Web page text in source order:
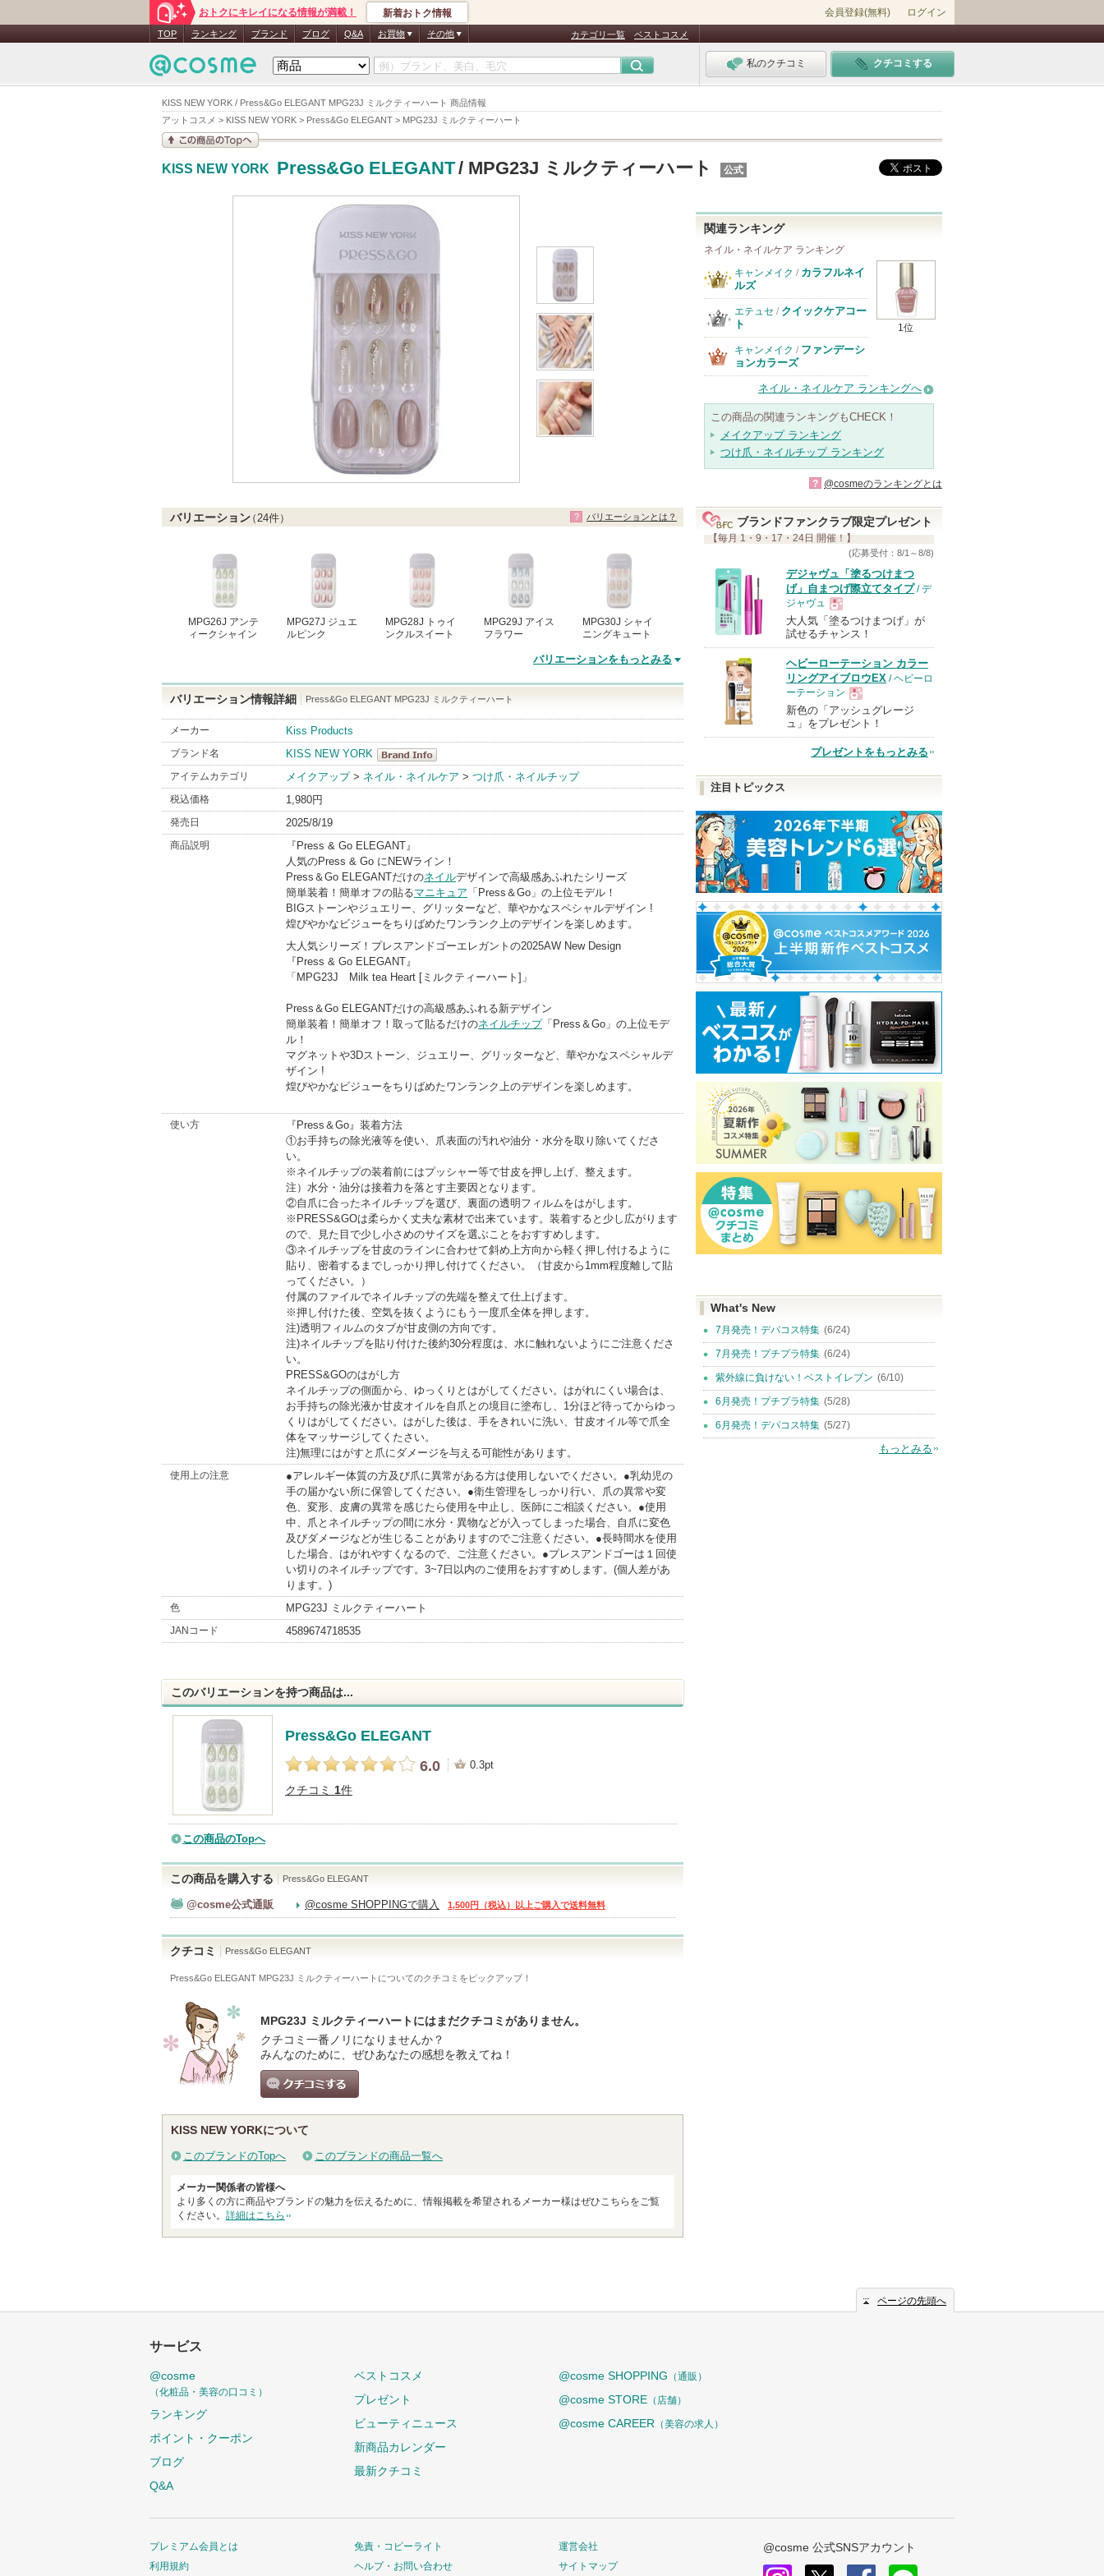
KISS NEW YORK / Press&Go ELEGANT MPG23J ミルクティーハート 商品情報
アットコスメ > KISS NEW YORK > Press&Go ELEGANT > MPG23J ミルクティーハート
おトクにキレイになる情報が満載！ 新着おトク情報 会員登録(無料) ログイン
TOP ランキング ブランド ブログ Q&A お買物 その他 カテゴリ一覧 ベストコスメ
私のクチコミ クチコミする
KISS NEW YORK Press&Go ELEGANT/ MPG23J ミルクティーハート 公式
バリエーション（24件）
MPG26J アンテ
ィークシャイン
MPG27J ジュエ
ルピンク
MPG28J トゥイ
ンクルスイート
MPG29J アイス
フラワー
MPG30J シャイ
ニングキュート
バリエーションをもっとみる
バリエーションとは？
バリエーション情報詳細 Press&Go ELEGANT MPG23J ミルクティーハート
メーカー Kiss Products
ブランド名
KISS NEW YORK
KISS NEW
YORK
BrandInfo
アイテムカテゴリ メイクアップ> ネイル・ネイルケア > つけ爪・ネイルチップ
税込価格 1,980円
発売日 2025/8/19
商品説明
『Press & Go ELEGANT』
人気のPress & Go にNEWライン！
Press＆Go ELEGANTだけのネイルデザインで高級感あふれたシリーズ
簡単装着！簡単オフの貼るマニキュア 「Press＆Go」の上位モデル！
BIGストーンやジュエリー、グリッターなど、華やかなスペシャルデザイン !
煌びやかなビジューをちりばめたワンランク上のデザインを楽しめます。
大人気シリーズ！プレスアンドゴーエレガントの2025AW New Design
『Press & Go ELEGANT』
「MPG23J Milk tea Heart [ミルクティーハート]」
Press＆Go ELEGANTだけの高級感あふれる新デザイン
簡単装着！簡単オフ！取って貼るだけのネイルチップ「Press＆Go」の上位モデ
ル！
マグネットや3Dストーン、ジュエリー、グリッターなど、華やかなスペシャルデ
ザイン !
煌びやかなビジューをちりばめたワンランク上のデザインを楽しめます。
使い方
『Press＆Go』装着方法
①お手持ちの除光液等を使い、爪表面の汚れや油分・水分を取り除いてくださ
い。
※ネイルチップの装着前にはプッシャー等で甘皮を押し上げ、整えます。
注）水分・油分は接着力を落とす主要因となります。
②自爪に合ったネイルチップを選び、裏面の透明フィルムをはがします。
※PRESS&GOは柔らかく丈夫な素材で出来ています。装着すると少し広がります
ので、見た目で少し小さめのサイズを選ぶことをおすすめします。
③ネイルチップを甘皮のラインに合わせて斜め上方向から軽く押し付けるように
貼り、密着するまでしっかり押し付けてください。（甘皮から1mm程度離して貼
ってください。）
付属のファイルでネイルチップの先端を整えて仕上げます。
※押し付けた後、空気を抜くようにもう一度爪全体を押します。
注)透明フィルムのタブが甘皮側の方向です。
注)ネイルチップを貼り付けた後約30分程度は、水に触れないようにご注意くださ
い。
PRESS&GOのはがし方
ネイルチップの側面から、ゆっくりとはがしてください。はがれにくい場合は、
お手持ちの除光液か甘皮オイルを自爪との境目に塗布し、1分ほど待ってからゆっ
くりはがしてください。はがした後は、手をきれいに洗い、甘皮オイル等で爪全
体をマッサージしてくたさい。
注)無理にはがすと爪にダメージを与える可能性があります。
使用上の注意
●アレルギー体質の方及び爪に異常がある方は使用しないでください。●乳幼児の
手の届かない所に保管してください。●衛生管理をしっかり行い、爪の異常や変
色、変形、皮膚の異常を感じたら使用を中止し、医師にご相談ください。●使用
中、爪とネイルチップの間に水分・異物などが入ってしまった場合、自爪に変色
及びダメージなどが生じることがありますのでご注意ください。●長時間水を使用
した場合、はがれやすくなるので、ご注意ください。●プレスアンドゴーは１回使
い切りのネイルチップです。3~7日以内のご使用をおすすめします。(個人差があ
ります。)
色 MPG23J ミルクティーハート
JANコード 4589674718535
このバリエーションを持つ商品は...
Press&Go ELEGANT
6.0
0.3pt
クチコミ 1件
この商品のTopへ
この商品を購入する Press&Go ELEGANT
@cosme公式通販 @cosme SHOPPINGで購入 1,500円（税込）以上ご購入で送料無料
クチコミ Press&Go ELEGANT
Press&Go ELEGANT MPG23J ミルクティーハート についてのクチコミをピックアップ！
MPG23J ミルクティーハートにはまだクチコミがありません。
クチコミ一番ノリになりませんか？
みんなのために、ぜひあなたの感想を教えてね！
KISS NEW YORKについて
このブランドのTopへ このブランドの商品一覧へ
メーカー関係者の皆様へ
より多くの方に商品やブランドの魅力を伝えるために、情報掲載を希望されるメーカー様はぜひこちらをご覧
ください。 詳細はこちら
関連ランキング
ネイル・ネイルケア ランキング
1位
キャンメイク / カラフルネイ
ルズ
エテュセ / クイックケアコー
ト
キャンメイク / ファンデーシ
ョンカラーズ
ネイル・ネイルケア ランキングへ
この商品の関連ランキングもCHECK！
メイクアップ ランキング
つけ爪・ネイルチップ ランキング
? @cosmeのランキングとは
ブランドファンクラブ限定プレゼント
【毎月 1・9・17・24日 開催！】
(応募受付：8/1～8/8)
デジャヴュ「塗るつけまつ
げ」自まつげ際立てタイプ/ デ
ジャヴュ
現
品
大人気「塗るつけまつげ」が
試せるチャンス！
ヘビーローテーション カラー
リングアイブロウEX / ヘビーロ
ーテーション
現
品
新色の「アッシュグレージ
ュ」をプレゼント！
プレゼントをもっとみる
注目トピックス
What's New
7月発売！デパコス特集 (6/24)
7月発売！プチプラ特集 (6/24)
紫外線に負けない！ベストイレブン (6/10)
6月発売！プチプラ特集 (5/28)
6月発売！デパコス特集 (5/27)
もっとみる
ページの先頭へ
サービス
@cosme
（化粧品・美容の口コミ）
ランキング
ポイント・クーポン
ブログ
Q&A
ベストコスメ
プレゼント
ビューティニュース
新商品カレンダー
最新クチコミ
@cosme SHOPPING （通販）
@cosme STORE （店舗）
@cosme CAREER （美容の求人）
プレミアム会員とは
利用規約
免責・コピーライト
ヘルプ・お問い合わせ
運営会社
サイトマップ
@cosme 公式SNSアカウント